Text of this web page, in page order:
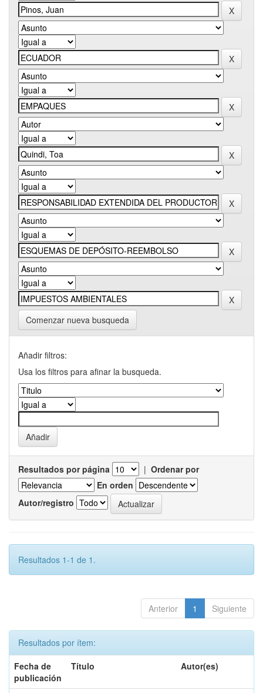
Comenzar nueva busqueda
Añadir filtros:
Usa los filtros para afinar la busqueda.
Resultados por página | Ordenar por
En orden
Autor/registro
Resultados 1-1 de 1.
Anterior 1 Siguiente
Resultados por ítem:
Fecha de
publicación
Título Autor(es)